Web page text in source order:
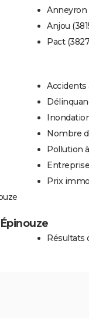
Anneyron
Anjou
Pact
Accidents
Nombre
Pollution
Prix
Résultats